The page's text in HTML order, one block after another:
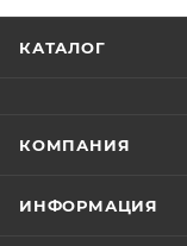
КАТАЛОГ
КОМПАНИЯ
ИНФОРМАЦИЯ